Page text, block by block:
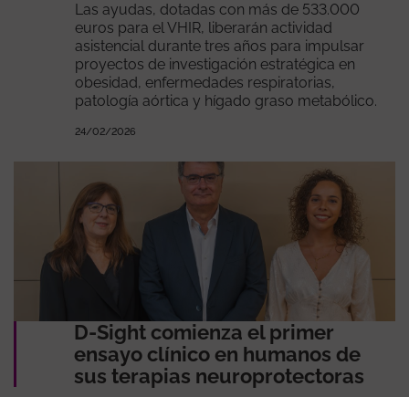
Las ayudas, dotadas con más de 533.000
euros para el VHIR, liberarán actividad
asistencial durante tres años para impulsar
proyectos de investigación estratégica en
obesidad, enfermedades respiratorias,
patología aórtica y hígado graso metabólico.
24/02/2026
D-Sight comienza el primer
ensayo clínico en humanos de
sus terapias neuroprotectoras